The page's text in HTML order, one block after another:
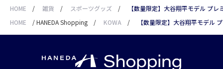
HOME
/ 雑貨 / スポーツグッズ /
【数量限定】大谷翔平モデル プ
HOME
/HANEDA Shopping / KOWA / 【数量限定】大谷翔平モデル